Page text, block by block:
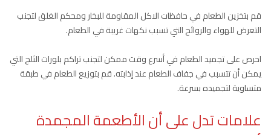
قم بتخزين الطعام في حافظات الاكل المقاومة للبخار ومحكم الغلق لتجنب
التعرض للهواء والروائح التي تسبب نكهات غريبة في الطعام.
احرص على تجميد الطعام في أسرع وقت ممكن لتجنب تراكم بلورات الثلج التي
يمكن أن تتسبب في جفاف الطعام عند إذابته. قم بتوزيع الطعام في طبقة
متساوية لتجميده بسرعة.
علامات تدل على أن الأطعمة المجمدة